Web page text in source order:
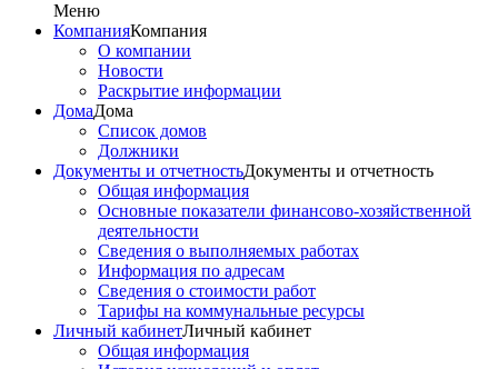
Меню
КомпанияКомпания
О компании
Новости
Раскрытие информации
ДомаДома
Список домов
Должники
Документы и отчетностьДокументы и отчетность
Общая информация
Основные показатели финансово-хозяйственной
деятельности
Сведения о выполняемых работах
Информация по адресам
Сведения о стоимости работ
Тарифы на коммунальные ресурсы
Личный кабинетЛичный кабинет
Общая информация